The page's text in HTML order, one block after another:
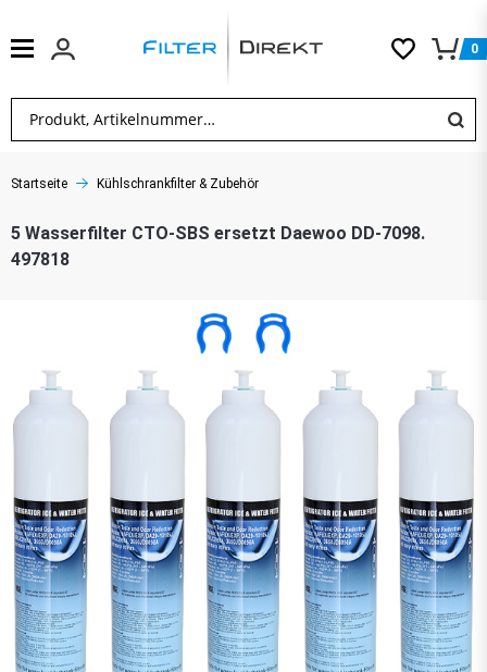
0
Startseite Kühlschrankfilter & Zubehör
5 Wasserfilter CTO-SBS ersetzt Daewoo DD-7098.
497818